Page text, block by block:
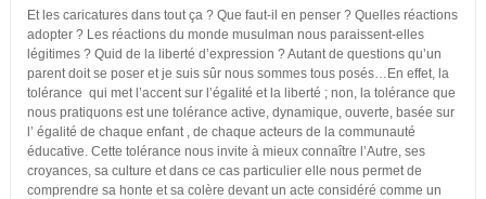
Et les caricatures dans tout ça ? Que faut-il en penser ? Quelles réactions
adopter ? Les réactions du monde musulman nous paraissent-elles
légitimes ? Quid de la liberté d’expression ? Autant de questions qu’un
parent doit se poser et je suis sûr nous sommes tous posés…En effet, la
tolérance qui met l’accent sur l’égalité et la liberté ; non, la tolérance que
nous pratiquons est une tolérance active, dynamique, ouverte, basée sur
l’ égalité de chaque enfant , de chaque acteurs de la communauté
éducative. Cette tolérance nous invite à mieux connaître l’Autre, ses
croyances, sa culture et dans ce cas particulier elle nous permet de
comprendre sa honte et sa colère devant un acte considéré comme un